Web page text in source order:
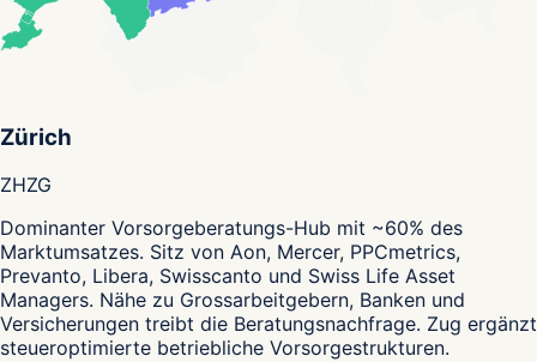
Zürich
ZHZG
Dominanter Vorsorgeberatungs-Hub mit ~60% des
Marktumsatzes. Sitz von Aon, Mercer, PPCmetrics,
Prevanto, Libera, Swisscanto und Swiss Life Asset
Managers. Nähe zu Grossarbeitgebern, Banken und
Versicherungen treibt die Beratungsnachfrage. Zug ergänzt
steueroptimierte betriebliche Vorsorgestrukturen.